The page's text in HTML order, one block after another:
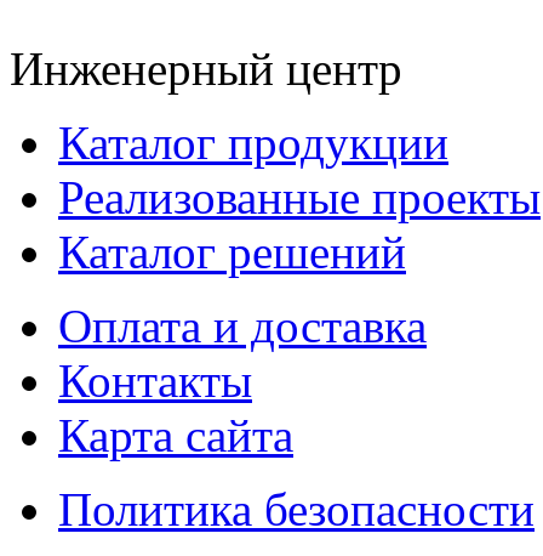
Инженерный центр
Каталог продукции
Реализованные проекты
Каталог решений
Оплата и доставка
Контакты
Карта сайта
Политика безопасности